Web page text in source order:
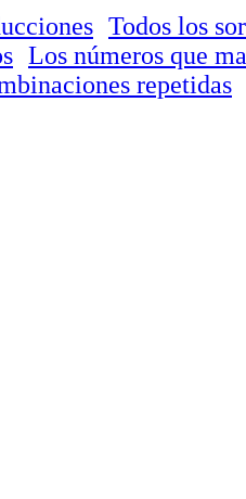
Todos los
Los números que
repetidas